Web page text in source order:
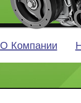
О Компании